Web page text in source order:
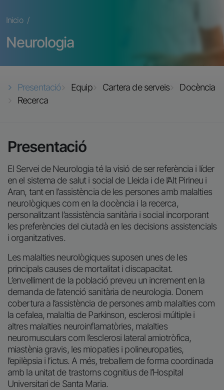
Ruta de navegación
Inicio
Neurologia
Presentació Equip Cartera de serveis
Docència
Recerca
Presentació
El Servei de Neurologia té la visió de ser referència i líder
en el sistema de salut i social de Lleida i de l’Alt Pirineu i
Aran, tant en l’assistència de les persones amb malalties
neurològiques com en la docència i la recerca,
personalitzant l’assistència sanitària i social incorporant
les preferències del ciutadà en les decisions assistencials
i organitzatives.
Les malalties neurològiques suposen unes de les
principals causes de mortalitat i discapacitat.
L’envelliment de la població preveu un increment en la
demanda de l’atenció sanitària de neurologia. Donem
cobertura a l’assistència de persones amb malalties com
la cefalea, malaltia de Parkinson, esclerosi múltiple i
altres malalties neuroinflamatòries, malalties
neuromusculars com l’esclerosi lateral amiotròfica,
miastènia gravis, les miopaties i polineuropaties,
l’epilèpsia i l’ictus. A més, treballem de forma coordinada
amb la unitat de trastorns cognitius de l’Hospital
Universitari de Santa Maria.